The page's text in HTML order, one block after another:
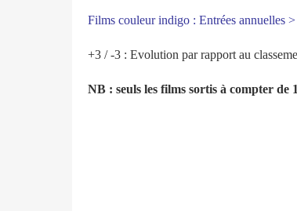
Films couleur indigo : Entrées annuelles
+3 / -3 : Evolution par rapport au
NB : seuls les films sortis à compter de